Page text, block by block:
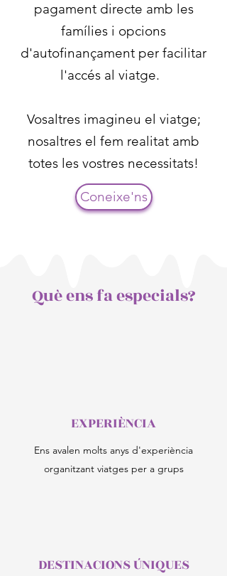
pagament directe amb les
famílies i opcions
d'autofinançament per facilitar
l'accés al viatge.
Vosaltres imagineu el viatge;
nosaltres el fem realitat amb
totes les vostres necessitats!
Coneixe'ns
Què ens fa especials?
EXPERIÈNCIA
Ens avalen molts anys d'experiència
organitzant viatges per a grups
DESTINACIONS ÚNIQUES